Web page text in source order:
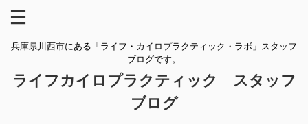
兵庫県川西市にある「ライフ・カイロプラクティック・ラボ」スタッフ
ブログです。
ライフカイロプラクティック スタッフ
ブログ